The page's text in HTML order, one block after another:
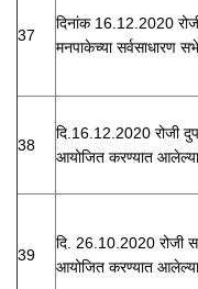
37
दिनांक 16.12.2020
मनपाकेच्या सर्वसाधारण
38
दि.16.12.2020 रोजी
आयोजित करण्यात
39
दि. 26.10.2020 रोजी
आयोजित करण्यात आलेल्या